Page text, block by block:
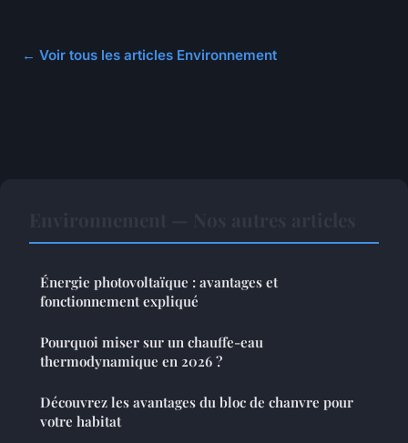
← Voir tous les articles Environnement
Énergie photovoltaïque : avantages et
fonctionnement expliqué
Pourquoi miser sur un chauffe-eau
thermodynamique en 2026 ?
Découvrez les avantages du bloc de chanvre pour
votre habitat